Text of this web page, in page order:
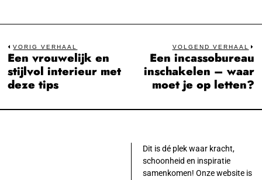
Bericht
navigatie
VORIG VERHAAL
Previous
post:
Een vrouwelijk en
stijlvol interieur met
deze tips
VOLGEND VERHAAL
Een incassobureau
inschakelen – waar
moet je op letten?
Dit is dé plek waar kracht,
schoonheid en inspiratie
samenkomen! Onze website is